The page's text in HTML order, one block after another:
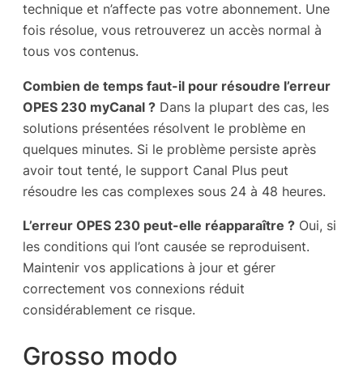
technique et n’affecte pas votre abonnement. Une
fois résolue, vous retrouverez un accès normal à
tous vos contenus.
Combien de temps faut-il pour résoudre l’erreur
OPES 230 myCanal ? Dans la plupart des cas, les
solutions présentées résolvent le problème en
quelques minutes. Si le problème persiste après
avoir tout tenté, le support Canal Plus peut
résoudre les cas complexes sous 24 à 48 heures.
L’erreur OPES 230 peut-elle réapparaître ? Oui, si
les conditions qui l’ont causée se reproduisent.
Maintenir vos applications à jour et gérer
correctement vos connexions réduit
considérablement ce risque.
Grosso modo